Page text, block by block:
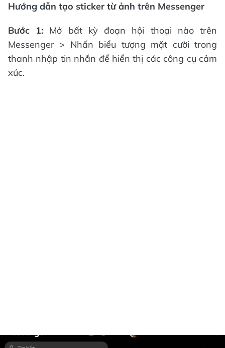
Hướng dẫn tạo sticker từ ảnh trên Messenger
Bước 1: Mở bất kỳ đoạn hội thoại nào trên
Messenger > Nhấn biểu tượng mặt cười trong
thanh nhập tin nhắn để hiển thị các công cụ cảm
xúc.